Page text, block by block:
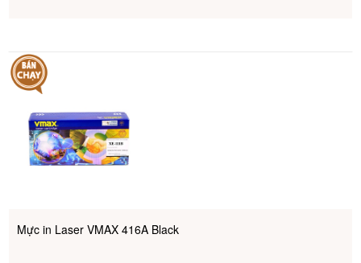
Mực in Laser VMAX 416A Black